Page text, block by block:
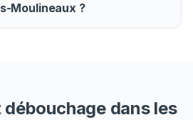
Moulineaux ?
dans les